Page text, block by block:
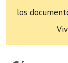
los